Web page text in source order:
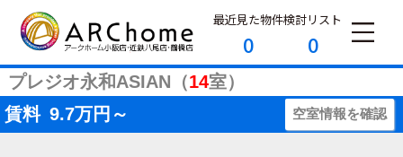
最近見た物件
0
検討リスト
0
プレジオ永和ASIAN（14室）
賃料 9.7万円～ 空室情報を確認